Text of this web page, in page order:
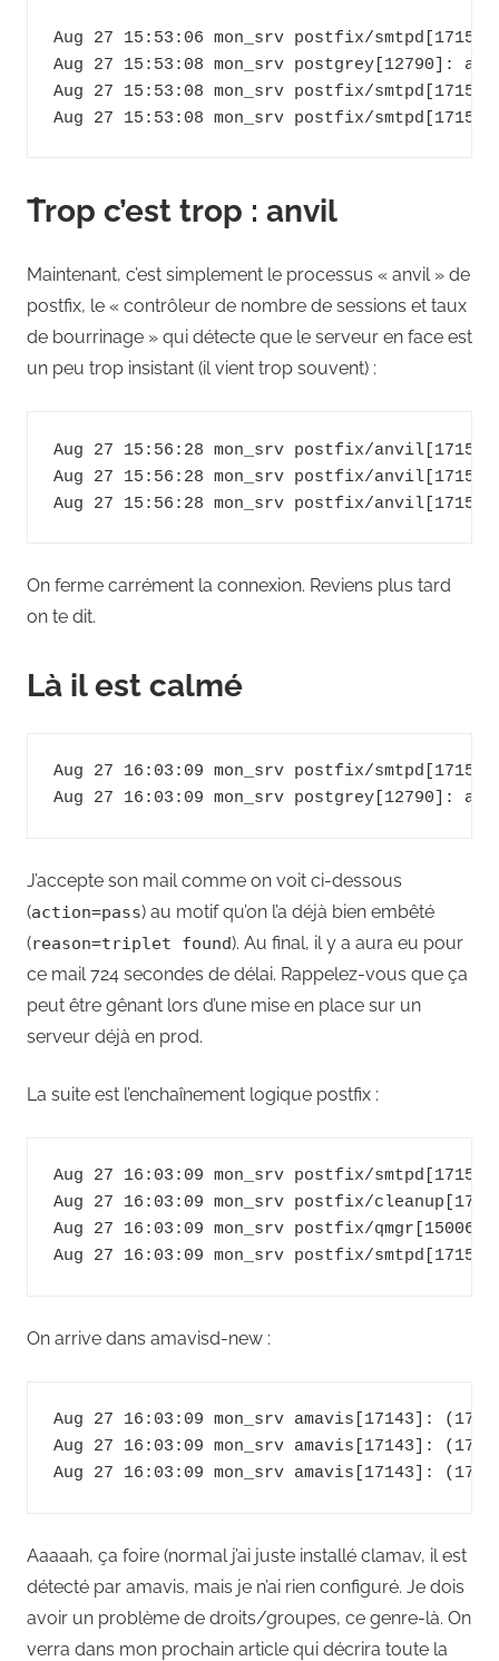
Aug 27 15:53:06 mon_srv postfix/
Aug 27 15:53:08 mon_srv postgrey[12790]:
Aug 27 15:53:08 mon_srv postfix/
̉Trop c’est trop : anvil
Maintenant, c’est simplement le processus « anvil » de
postfix, le « contrôleur de nombre de sessions et taux
de bourrinage » qui détecte que le serveur en face est
un peu trop insistant (il vient trop souvent) :
Aug 27 15:56:28 mon_srv postfix/
Aug 27 15:56:28 mon_srv postfix/
On ferme carrément la connexion. Reviens plus tard
on te dit.
Là il est calmé
Aug 27 16:03:09 mon_srv postfix/
J’accepte son mail comme on voit ci-dessous
(action=pass) au motif qu’on l’a déjà bien embêté
(reason=triplet found). Au final, il y a aura eu pour
ce mail 724 secondes de délai. Rappelez-vous que ça
peut être gênant lors d’une mise en place sur un
serveur déjà en prod.
La suite est l’enchaînement logique postfix :
Aug 27 16:03:09 mon_srv postfix/
Aug 27 16:03:09 mon_srv postfix/cleanup[17164]:
Aug 27 16:03:09 mon_srv postfix/qmgr[15006]:
On arrive dans amavisd-new :
Aug 27 16:03:09 mon_srv amavis[17143]:
Aug 27 16:03:09 mon_srv amavis[17143]:
Aaaaah, ça foire (normal j’ai juste installé clamav, il est
détecté par amavis, mais je n’ai rien configuré. Je dois
avoir un problème de droits/groupes, ce genre-là. On
verra dans mon prochain article qui décrira toute la